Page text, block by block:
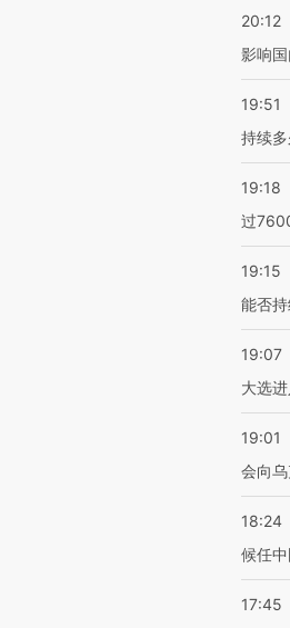
20:12
影响
19:51
持续多
19:18
过
19:15
能否持
19:07
大选
19:01
会向
18:24
候任
17:45